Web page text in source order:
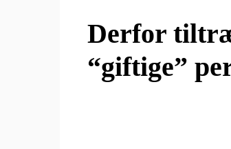
Derfor
“giftige”